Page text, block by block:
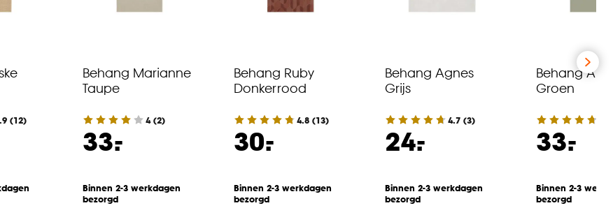
(12)
Behang Marianne
Taupe
4(2)
33.
-
Binnen 2-3 werkdagen
bezorgd
Behang Ruby
Donkerrood
4.8 (13)
30.
-
Binnen 2-3 werkdagen
bezorgd
Behang Agnes
Grijs
4.7 (3)
24.
-
Binnen 2-3 werkdagen
bezorgd
Behang Alex
Groen
33.
-
Binnen 2-3
bezorgd